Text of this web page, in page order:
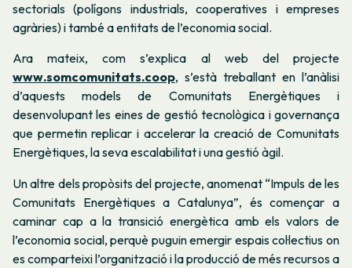
sectorials (polígons industrials, cooperatives i empreses
agràries) i també a entitats de l’economia social.
Ara mateix, com s’explica al web del projecte
www.somcomunitats.coop, s’està treballant en l’anàlisi
d’aquests models de Comunitats Energètiques i
desenvolupant les eines de gestió tecnològica i governança
que permetin replicar i accelerar la creació de Comunitats
Energètiques, la seva escalabilitat i una gestió àgil.
Un altre dels propòsits del projecte, anomenat “Impuls de les
Comunitats Energètiques a Catalunya”, és començar a
caminar cap a la transició energètica amb els valors de
l’economia social, perquè puguin emergir espais col·lectius on
es comparteixi l’organització i la producció de més recursos a